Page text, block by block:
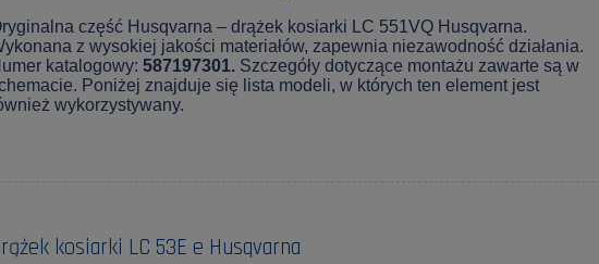
część Husqvarna – drążek kosiarki LC 551VQ Husqvarna.
z wysokiej jakości materiałów, zapewnia niezawodność działania.
katalogowy:587197301. Szczegóły dotyczące montażu zawarte są w
Poniżej znajduje się lista modeli, w których ten element jest
wykorzystywany.
kosiarki LC 53E e Husqvarna